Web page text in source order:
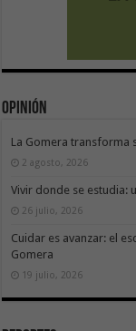
Opinión
La Gomera transforma
2 agosto, 2026
Vivir donde se estudia:
26 julio, 2026
Cuidar es avanzar: el
Gomera
19 julio, 2026